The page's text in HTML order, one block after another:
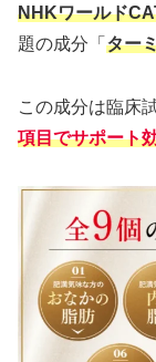
NHKワールド
題の成分「 ター
この成分は臨床
項目でサポート